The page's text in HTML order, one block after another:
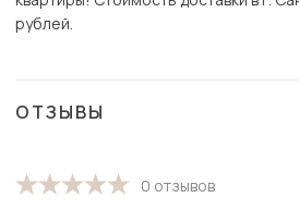
рублей.
ОТЗЫВЫ
0 отзывов